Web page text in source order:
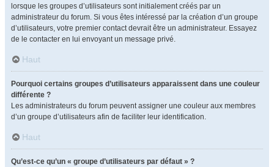
lorsque les groupes d’utilisateurs sont initialement créés par un
administrateur du forum. Si vous êtes intéressé par la création d’un groupe
d’utilisateurs, votre premier contact devrait être un administrateur. Essayez
de le contacter en lui envoyant un message privé.
Haut
Pourquoi certains groupes d’utilisateurs apparaissent dans une couleur
différente ?
Les administrateurs du forum peuvent assigner une couleur aux membres
d’un groupe d’utilisateurs afin de faciliter leur identification.
Haut
Qu’est-ce qu’un « groupe d’utilisateurs par défaut » ?